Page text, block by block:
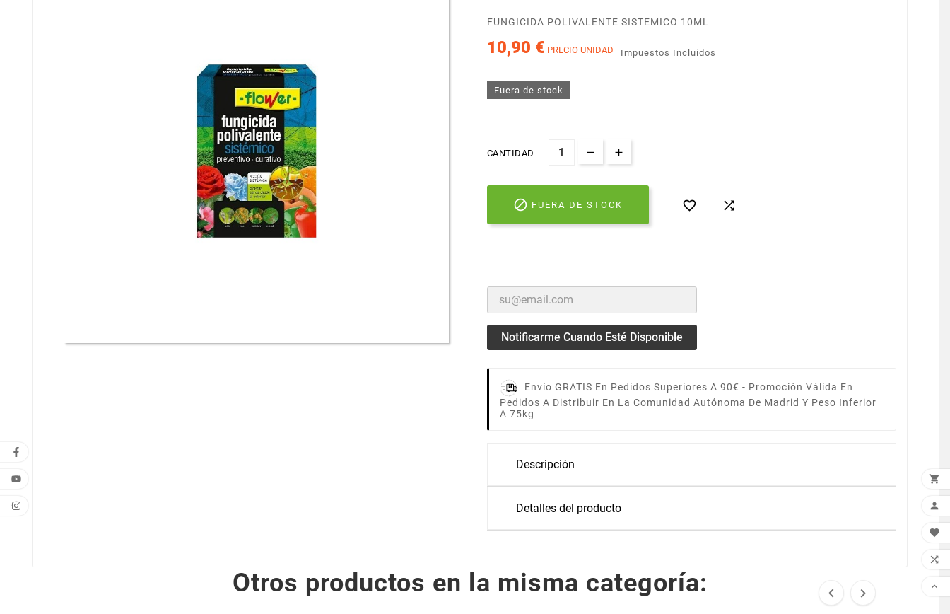
FUNGICIDA POLIVALENTE SISTEMICO 10ML
10,90 € PRECIO UNIDAD Impuestos Incluidos
Fuera de stock
CANTIDAD
 FUERA DE STOCK  
Notificarme Cuando Esté Disponible
Envío GRATIS En Pedidos Superiores A 90€ - Promoción Válida En
Pedidos A Distribuir En La Comunidad Autónoma De Madrid Y Peso Inferior
A 75kg
Descripción
Detalles del producto
Otros productos en la misma categoría:  




